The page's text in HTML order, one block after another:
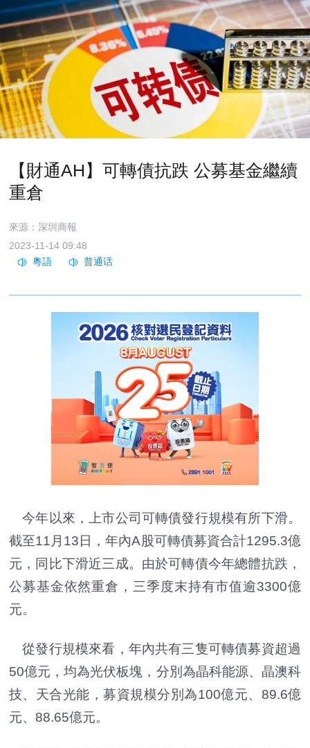
【財通AH】可轉債抗跌 公募基金繼續
重倉
來源：深圳商報
2023-11-14 09:48
今年以來，上市公司可轉債發行規模有所下滑。
截至11月13日，年內A股可轉債募資合計1295.3億
元，同比下滑近三成。由於可轉債今年總體抗跌，
公募基金依然重倉，三季度末持有市值逾3300億
元。
從發行規模來看，年內共有三隻可轉債募資超過
50億元，均為光伏板塊，分別為晶科能源、晶澳科
技、天合光能，募資規模分別為100億元、89.6億
元、88.65億元。